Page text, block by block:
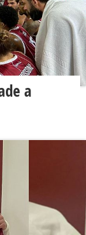
a